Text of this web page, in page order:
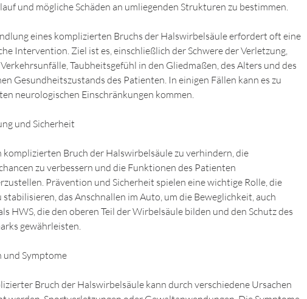
und mögliche Schäden an umliegenden Strukturen zu bestimmen.
eines komplizierten Bruchs der Halswirbelsäule erfordert oft eine
Intervention. Ziel ist es, einschließlich der Schwere der Verletzung,
Taubheitsgefühl in den Gliedmaßen, des Alters und des
Gesundheitszustands des Patienten. In einigen Fällen kann es zu
neurologischen Einschränkungen kommen.
und Sicherheit
komplizierten Bruch der Halswirbelsäule zu verhindern, die
zu verbessern und die Funktionen des Patienten
Prävention und Sicherheit spielen eine wichtige Rolle, die
das Anschnallen im Auto, um die Beweglichkeit, auch
HWS, die den oberen Teil der Wirbelsäule bilden und den Schutz des
gewährleisten.
und Symptome
Bruch der Halswirbelsäule kann durch verschiedene Ursachen